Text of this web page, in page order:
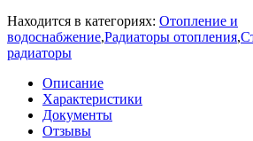
Находится в категориях: Отопление и
водоснабжение,Радиаторы отопления,
радиаторы
Описание
Характеристики
Документы
Отзывы